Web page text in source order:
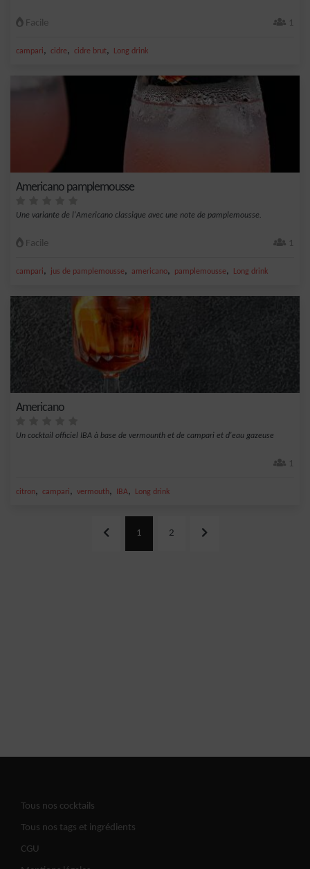
Facile 1
campari, cidre, cidre brut, Long drink
Americano pamplemousse
Une variante de l'Americano classique avec une note de pamplemousse.
Facile 1
campari, jus de pamplemousse, americano, pamplemousse, Long drink
Americano
Un cocktail officiel IBA à base de vermounth et de campari et d'eau gazeuse
1
citron, campari, vermouth, IBA, Long drink
1 2
Tous nos cocktails
Tous nos tags et ingrédients
CGU